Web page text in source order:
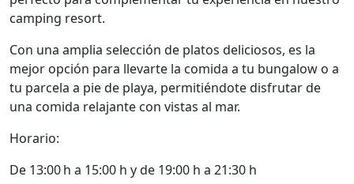
camping resort.
Con una amplia selección de platos deliciosos, es la
mejor opción para llevarte la comida a tu bungalow o a
tu parcela a pie de playa, permitiéndote disfrutar de
una comida relajante con vistas al mar.
Horario:
De 13:00 h a 15:00 h y de 19:00 h a 21:30 h